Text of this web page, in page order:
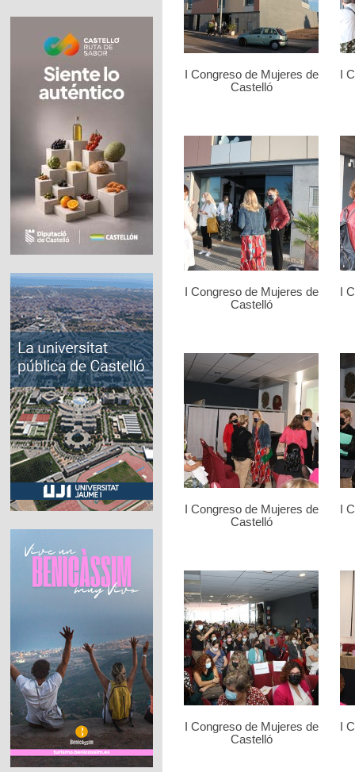
I Congreso de Mujeres de
Castelló
I
I Congreso de Mujeres de
Castelló
I
I Congreso de Mujeres de
Castelló
I
I Congreso de Mujeres de
Castelló
I